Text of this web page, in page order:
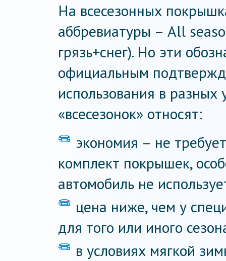
На всесезонных
аббревиатуры – All
грязь+снег). Но эти
официальным
использования в
«всесезонок» относят:
экономия – не
комплект покрышек,
автомобиль не
цена ниже, чем у
для того или иного
в условиях мягкой